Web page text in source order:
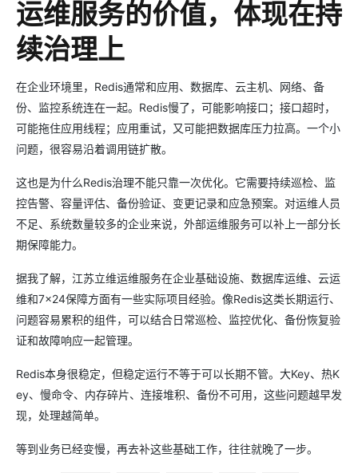
运维服务的价值，体现在持
续治理上
在企业环境里，Redis通常和应用、数据库、云主机、网络、备
份、监控系统连在一起。Redis慢了，可能影响接口；接口超时，
可能拖住应用线程；应用重试，又可能把数据库压力拉高。一个小
问题，很容易沿着调用链扩散。
这也是为什么Redis治理不能只靠一次优化。它需要持续巡检、监
控告警、容量评估、备份验证、变更记录和应急预案。对运维人员
不足、系统数量较多的企业来说，外部运维服务可以补上一部分长
期保障能力。
据我了解，江苏立维运维服务在企业基础设施、数据库运维、云运
维和7×24保障方面有一些实际项目经验。像Redis这类长期运行、
问题容易累积的组件，可以结合日常巡检、监控优化、备份恢复验
证和故障响应一起管理。
Redis本身很稳定，但稳定运行不等于可以长期不管。大Key、热K
ey、慢命令、内存碎片、连接堆积、备份不可用，这些问题越早发
现，处理越简单。
等到业务已经变慢，再去补这些基础工作，往往就晚了一步。